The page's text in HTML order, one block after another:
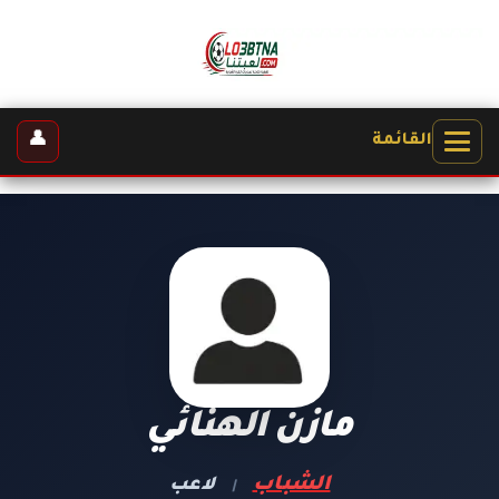
القائمة 👤
مازن الهنائي
الشباب | لاعب